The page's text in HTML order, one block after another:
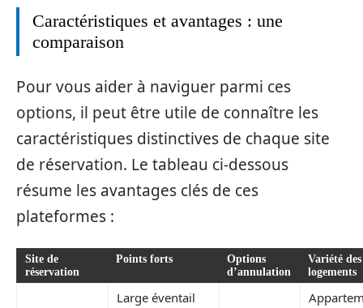
Caractéristiques et avantages : une
comparaison
Pour vous aider à naviguer parmi ces
options, il peut être utile de connaître les
caractéristiques distinctives de chaque site
de réservation. Le tableau ci-dessous
résume les avantages clés de ces
plateformes :
Site de
réservation
Points forts
Options
d’annulation
Variété des
logements
Large éventail